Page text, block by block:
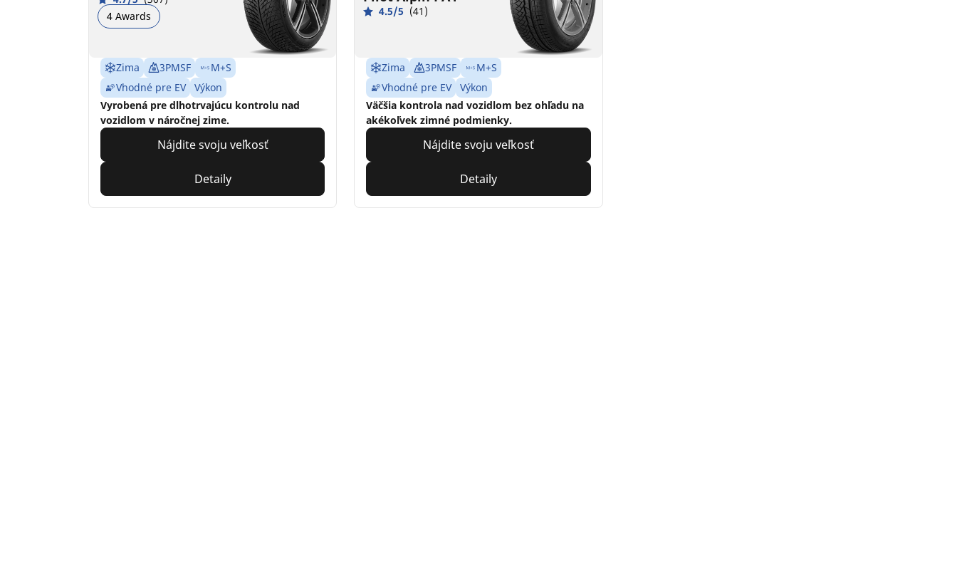
4 Awards
Zima 3PMSF
M+S
Vhodné pre EV
Výkon
Vyrobená pre dlhotrvajúcu kontrolu nad
vozidlom v náročnej zime.
Nájdite svoju veľkosť
Detaily
4.5/5 (41)
Zima 3PMSF
M+S
Vhodné pre EV
Výkon
Väčšia kontrola nad vozidlom bez ohľadu na
akékoľvek zimné podmienky.
Nájdite svoju veľkosť
Detaily